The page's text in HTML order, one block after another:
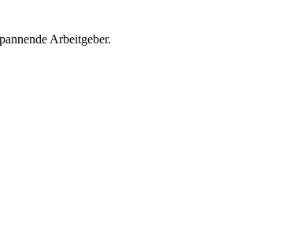
Arbeitgeber.